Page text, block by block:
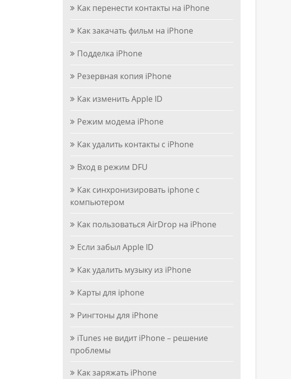
Как перенести контакты на iPhone
Как закачать фильм на iPhone
Подделка iPhone
Резервная копия iPhone
Как изменить Apple ID
Режим модема iPhone
Как удалить контакты с iPhone
Вход в режим DFU
Как синхронизировать iphone с
компьютером
Как пользоваться AirDrop на iPhone
Если забыл Apple ID
Как удалить музыку из iPhone
Карты для iphone
Рингтоны для iPhone
iTunes не видит iPhone – решение
проблемы
Как заряжать iPhone